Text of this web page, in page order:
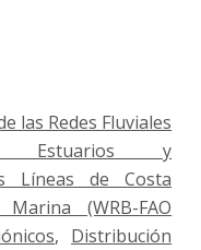
las Redes Fluviales
Estuarios y
Líneas de Costa
(WRB-FAO
, Distribución